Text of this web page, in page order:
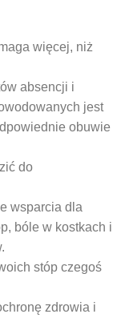
więcej, niż
absencji i
jest
obuwie
do
wsparcia dla
bóle w kostkach i
stóp czegoś
zdrowia i